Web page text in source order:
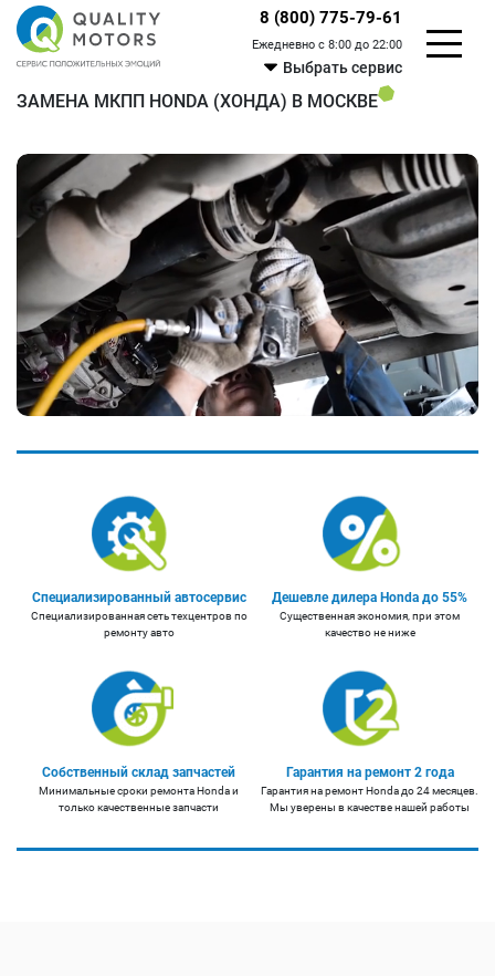
8 (800) 775-79-61
Ежедневно с 8:00 до 22:00
Выбрать сервис
ЗАМЕНА МКПП HONDA (ХОНДА) В МОСКВЕ
Специализированный автосервис
Специализированная сеть техцентров по
ремонту авто
Дешевле дилера Honda до 55%
Существенная экономия, при этом
качество не ниже
Собственный склад запчастей
Минимальные сроки ремонта Honda и
только качественные запчасти
Гарантия на ремонт 2 года
Гарантия на ремонт Honda до 24 месяцев.
Мы уверены в качестве нашей работы